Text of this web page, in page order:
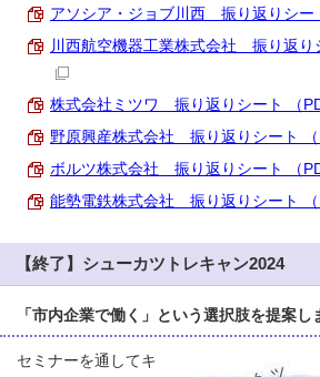
アソシア・ジョブ川西 振り返りシー
川西航空機器工業株式会社 振り返り
株式会社ミツワ 振り返りシート （
野原興産株式会社 振り返りシート （
ボルツ株式会社 振り返りシート （
能勢電鉄株式会社 振り返りシート （
【終了】シューカツトレキャン2024
「市内企業で働く」という選択肢を提案し
セミナーを通してキ